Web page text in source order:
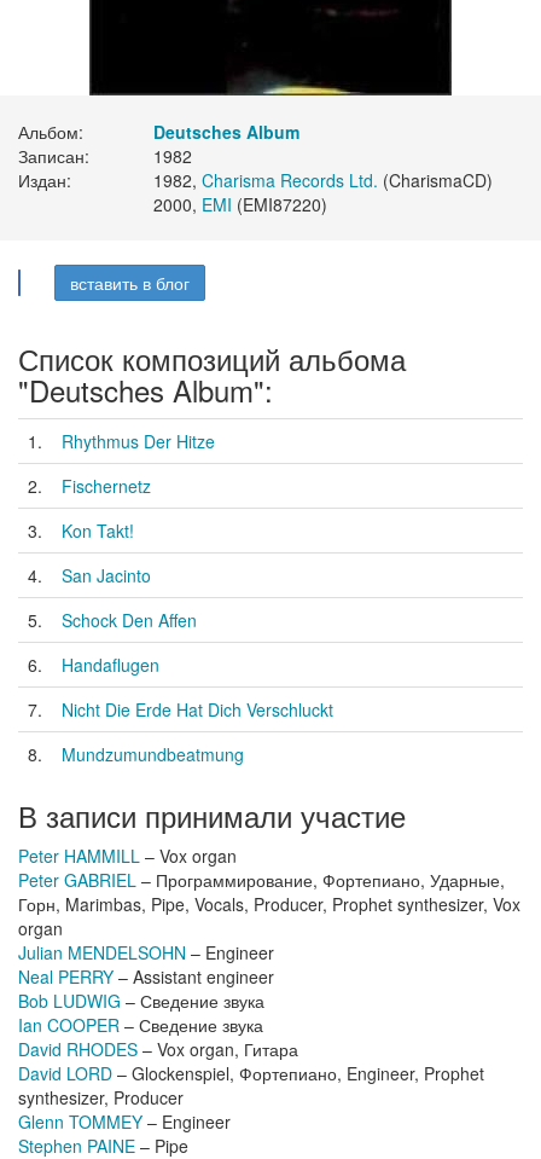
Альбом:
Deutsches Album
Записан:
1982
Издан:
1982, Charisma Records Ltd. (CharismaCD)
2000, EMI (EMI87220)
вставить в блог
Список композиций альбома
"Deutsches Album":
1.
Rhythmus Der Hitze
2.
Fischernetz
3.
Kon Takt!
4.
San Jacinto
5.
Schock Den Affen
6.
Handaflugen
7.
Nicht Die Erde Hat Dich Verschluckt
8.
Mundzumundbeatmung
В записи принимали участие
Peter HAMMILL – Vox organ
Peter GABRIEL – Программирование, Фортепиано, Ударные,
Горн, Marimbas, Pipe, Vocals, Producer, Prophet synthesizer, Vox
organ
Julian MENDELSOHN – Engineer
Neal PERRY – Assistant engineer
Bob LUDWIG – Сведение звука
Ian COOPER – Сведение звука
David RHODES – Vox organ, Гитара
David LORD – Glockenspiel, Фортепиано, Engineer, Prophet
synthesizer, Producer
Glenn TOMMEY – Engineer
Stephen PAINE – Pipe